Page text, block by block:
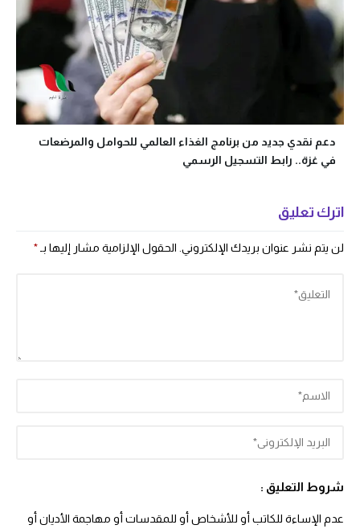
دعم نقدي جديد من برنامج الغذاء العالمي للحوامل والمرضعات
في غزة.. رابط التسجيل الرسمي
اترك تعليق
لن يتم نشر عنوان بريدك الإلكتروني. الحقول الإلزامية مشار إليها بـ *
شروط التعليق :
عدم الإساءة للكاتب أو للأشخاص أو للمقدسات أو مهاجمة الأديان أو